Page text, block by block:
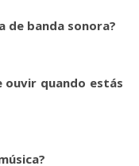
de banda sonora?
ouvir quando estás